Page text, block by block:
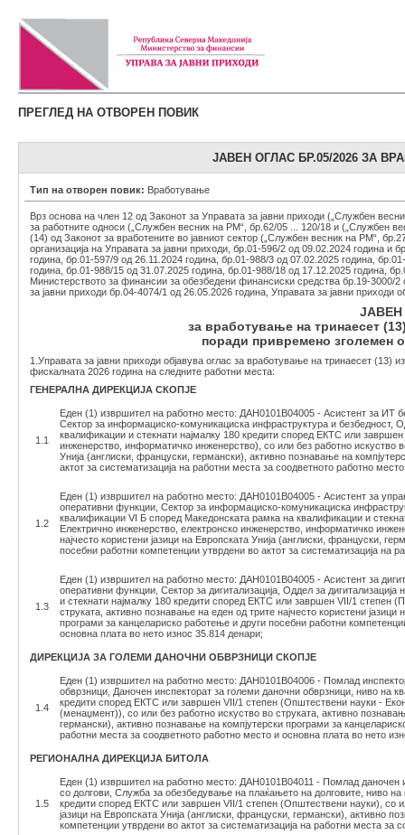
ПРЕГЛЕД НА ОТВОРЕН ПОВИК
ЈАВЕН ОГЛАС БР.05/2026 ЗА
Тип на отворен повик: Вработување
Врз основа на член 12 од Законот за Управата за јавни приходи („Службен
за работните односи („Службен весник на РМ“, бр.62/05 ... 120/18 и („Службен
(14) од Законот за вработените во јавниот сектор („Службен весник на РМ“,
организација на Управата за јавни приходи, бр.01-596/2 од 09.02.2024 година
година, бр.01-597/9 од 26.11.2024 година, бр.01-988/3 од 07.02.2025 година,
година, бр.01-988/15 од 31.07.2025 година, бр.01-988/18 од 17.12.2025 година,
Министерството за финансии за обезбедени финансиски средства бр.19-
за јавни приходи бр.04-4074/1 од 26.05.2026 година, Управата за јавни приходи
ЈАВЕН
за вработување на тринаесет
поради привремено зголемен
1.Управата за јавни приходи објавува оглас за вработување на тринаесет
фискалната 2026 година на следните работни места:
ГЕНЕРАЛНА ДИРЕКЦИЈА СКОПЈЕ
1.1
Еден (1) извршител на работно место: ДАН0101В04005 - Асистент за ИТ
Сектор за информациско-комуникациска инфраструктура и
квалификации и стекнати најмалку 180 кредити според ЕКТС или
инженерство, информатичко инженерство), со или без работно искуство
Унија (англиски, француски, германски), активно познавање на
актот за систематизација на работни места за соодветното работно
1.2
Еден (1) извршител на работно место: ДАН0101В04005 - Асистент за
оперативни функции, Сектор за информациско-комуникациска
квалификации VI Б според Македонската рамка на квалификации и
Електрично инженерство, електронско инженерство, информатичко
најчесто користени јазици на Европската Унија (англиски, француски,
посебни работни компетенции утврдени во актот за систематизација на
1.3
Еден (1) извршител на работно место: ДАН0101В04005 - Асистент за
оперативни функции, Сектор за дигитализација, Оддел за
и стекнати најмалку 180 кредити според ЕКТС или завршен VII/1 степен
струката, активно познавање на еден од трите најчесто користени
програми за канцелариско работење и други посебни работни
основна плата во нето износ 35.814 денари;
ДИРЕКЦИЈА ЗА ГОЛЕМИ ДАНОЧНИ ОБВРЗНИЦИ СКОПЈЕ
1.4
Еден (1) извршител на работно место: ДАН0101В04006 - Помлад
обврзници, Даночен инспекторат за големи даночни обврзници, ниво на
кредити според ЕКТС или завршен VII/1 степен (Општествени науки -
(менаџмент)), со или без работно искуство во струката, активно
германски), активно познавање на компјутерски програми за
работни места за соодветното работно место и основна плата во нето
РЕГИОНАЛНА ДИРЕКЦИЈА БИТОЛА
1.5
Еден (1) извршител на работно место: ДАН0101В04011 - Помлад
со долгови, Служба за обезбедување на плаќањето на долговите, ниво
кредити според ЕКТС или завршен VII/1 степен (Општествени науки), со
јазици на Европската Унија (англиски, француски, германски), активно
компетенции утврдени во актот за систематизација на работни места